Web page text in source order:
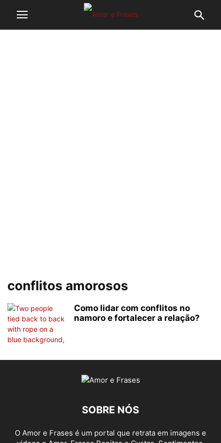
conflitos amorosos
Como lidar com conflitos no
namoro e fortalecer a relação?
SOBRE NÓS
O Amor e Frases é um portal que retrata em imagens e